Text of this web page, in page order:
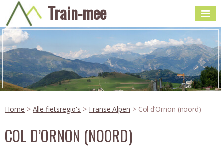
Train-mee
Home > Alle fietsregio's > Franse Alpen > Col d’Ornon (noord)
COL D’ORNON (NOORD)